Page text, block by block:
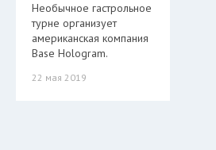
Необычное гастрольное
турне организует
американская компания
Base Hologram.
22 мая 2019